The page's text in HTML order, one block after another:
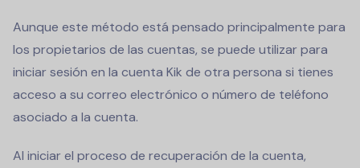
Aunque este método está pensado principalmente para
los propietarios de las cuentas, se puede utilizar para
iniciar sesión en la cuenta Kik de otra persona si tienes
acceso a su correo electrónico o número de teléfono
asociado a la cuenta.
Al iniciar el proceso de recuperación de la cuenta,